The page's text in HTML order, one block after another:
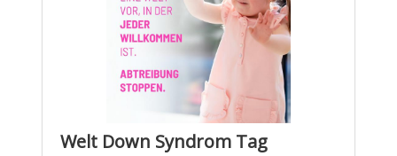
Welt Down Syndrom Tag